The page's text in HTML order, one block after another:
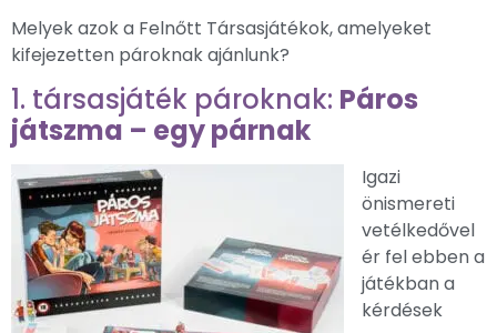
Melyek azok a Felnőtt Társasjátékok, amelyeket
kifejezetten pároknak ajánlunk?
1. társasjáték pároknak: Páros
játszma – egy párnak
Igazi
önismereti
vetélkedővel
ér fel ebben a
játékban a
kérdések